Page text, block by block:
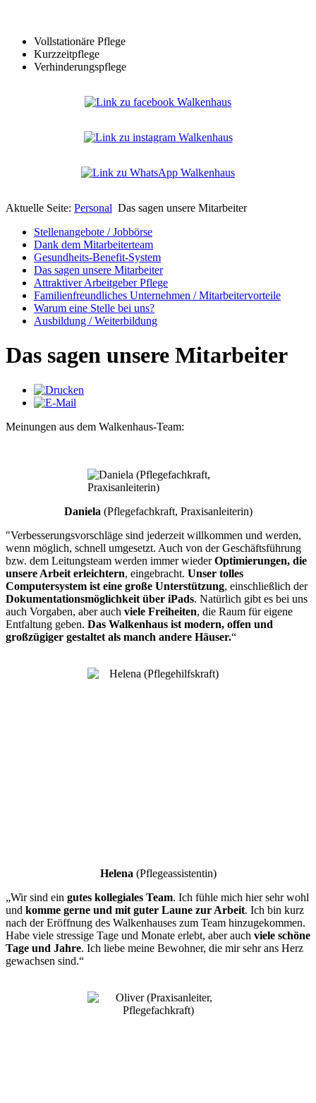
Vollstationäre Pflege
Kurzzeitpflege
Verhinderungspflege
Aktuelle Seite: Personal Das sagen unsere Mitarbeiter
Stellenangebote / Jobbörse
Dank dem Mitarbeiterteam
Gesundheits-Benefit-System
Das sagen unsere Mitarbeiter
Attraktiver Arbeitgeber Pflege
Familienfreundliches Unternehmen / Mitarbeitervorteile
Warum eine Stelle bei uns?
Ausbildung / Weiterbildung
Das sagen unsere Mitarbeiter
Meinungen aus dem Walkenhaus-Team:
Daniela (Pflegefachkraft, Praxisanleiterin)
"Verbesserungsvorschläge sind jederzeit willkommen und werden,
wenn möglich, schnell umgesetzt. Auch von der Geschäftsführung
bzw. dem Leitungsteam werden immer wiederOptimierungen, die
unsere Arbeit erleichtern, eingebracht. Unser tolles
Computersystem ist eine große Unterstützung, einschließlich der
Dokumentationsmöglichkeit über iPads. Natürlich gibt es bei uns
auch Vorgaben, aber auch viele Freiheiten, die Raum für eigene
Entfaltung geben. Das Walkenhaus ist modern, offen und
großzügiger gestaltet als manch andere Häuser.“
Helena (Pflegeassistentin)
„Wir sind ein gutes kollegiales Team. Ich fühle mich hier sehr wohl
und komme gerne und mit guter Laune zur Arbeit. Ich bin kurz
nach der Eröffnung des Walkenhauses zum Team hinzugekommen.
Habe viele stressige Tage und Monate erlebt, aber auch viele schöne
Tage und Jahre. Ich liebe meine Bewohner, die mir sehr ans Herz
gewachsen sind.“